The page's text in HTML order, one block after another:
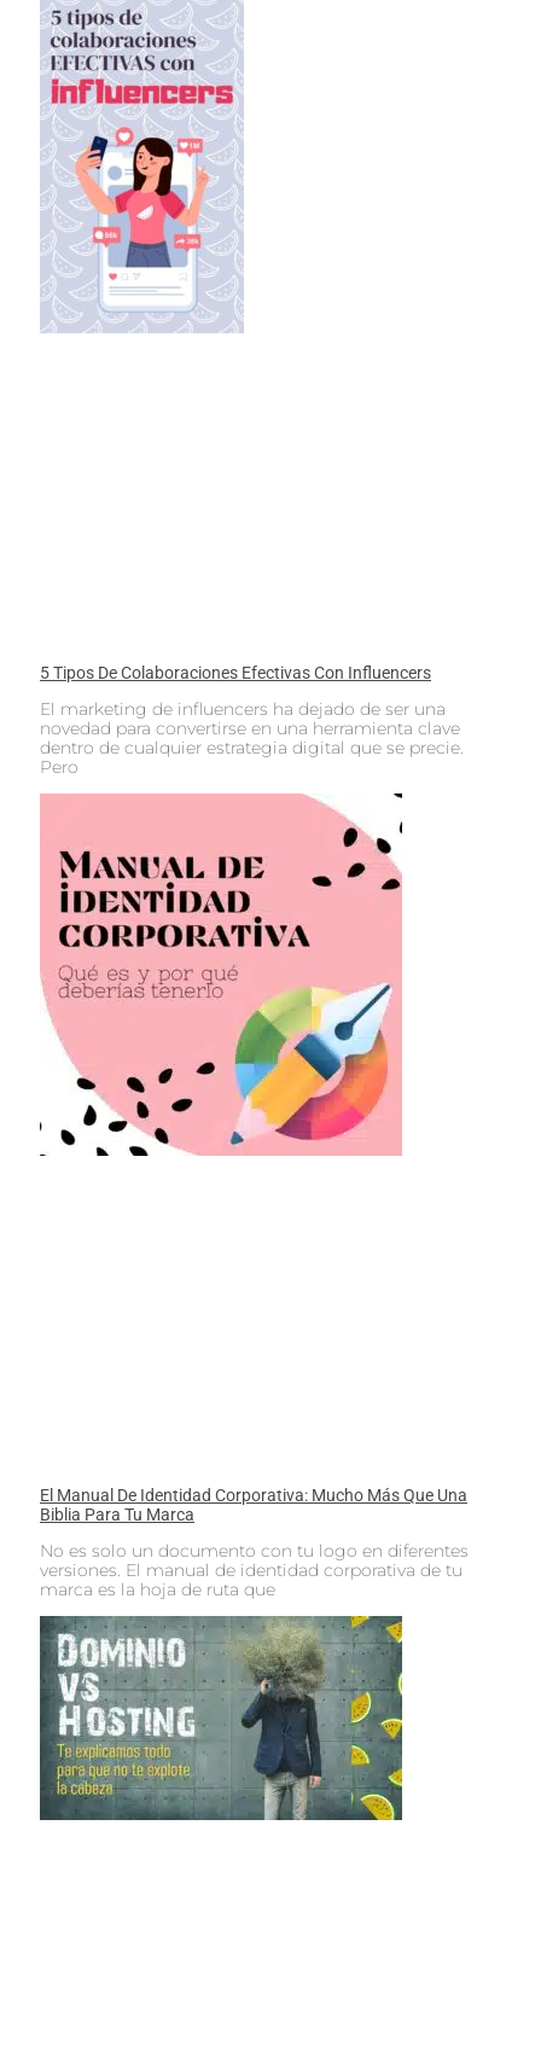
5 Tipos De Colaboraciones Efectivas Con Influencers
El marketing de influencers ha dejado de ser una
novedad para convertirse en una herramienta clave
dentro de cualquier estrategia digital que se precie.
Pero
El Manual De Identidad Corporativa: Mucho Más Que Una
Biblia Para Tu Marca
No es solo un documento con tu logo en diferentes
versiones. El manual de identidad corporativa de tu
marca es la hoja de ruta que